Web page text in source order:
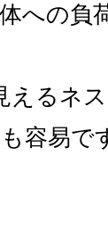
への負
えるネ
容易で